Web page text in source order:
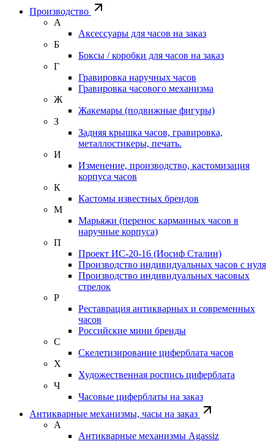
Производство
А
Аксессуары для часов на заказ
Б
Боксы / коробки для часов на заказ
Г
Гравировка наручных часов
Гравировка часового механизма
Ж
Жакемары (подвижные фигуры)
З
Задняя крышка часов, гравировка,
металлостикеры, печать.
И
Изменение, производство, кастомизация
корпуса часов
К
Кастомы известных брендов
М
Марьяжи (перенос карманных часов в
наручные корпуса)
П
Проект ИС-20-16 (Иосиф Сталин)
Производство индивидуальных часов с нуля
Производство индивидуальных часовых
стрелок
Р
Реставрация антикварных и современных
часов
Российские мини бренды
С
Скелетизирование циферблата часов
Х
Художественная роспись циферблата
Ч
Часовые циферблаты на заказ
Антикварные механизмы, часы на заказ
А
Антикварные механизмы Agassiz